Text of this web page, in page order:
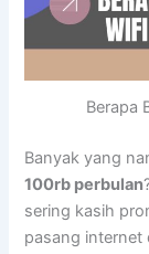
Berapa
Banyak yang
100rb perbulan
sering kasih
pasang internet